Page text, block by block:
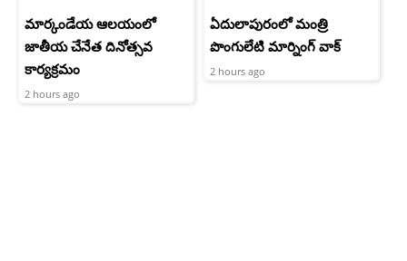
మార్కండేయ ఆలయంలో
జాతీయ చేనేత దినోత్సవ
కార్యక్రమం
2 hours ago
ఏదులాపురంలో మంత్రి
పొంగులేటి మార్నింగ్ వాక్
2 hours ago